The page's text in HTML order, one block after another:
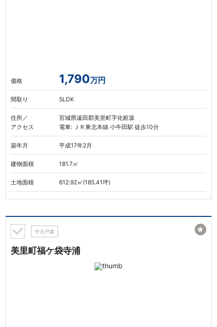
価格 1,790万円
間取り 5LDK
住所／
アクセス
宮城県遠田郡美里町字化粧坂
電車: ＪＲ東北本線 小牛田駅 徒歩10分
築年月 平成17年2月
建物面積 181.7㎡
土地面積 612.92㎡(185.41坪)
中古戸建
美里町福ケ袋寺浦
★